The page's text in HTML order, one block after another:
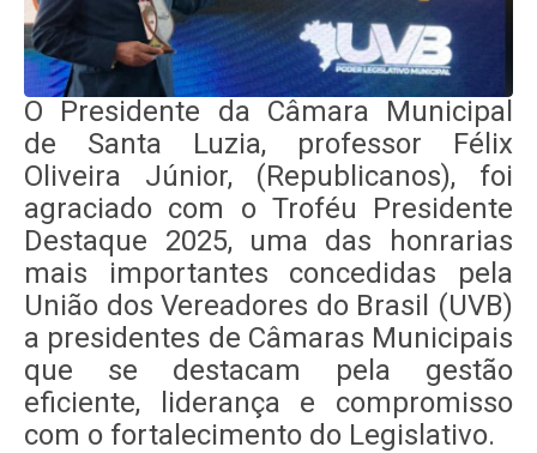
O Presidente da Câmara Municipal
de Santa Luzia, professor Félix
Oliveira Júnior, (Republicanos), foi
agraciado com o Troféu Presidente
Destaque 2025, uma das honrarias
mais importantes concedidas pela
União dos Vereadores do Brasil (UVB)
a presidentes de Câmaras Municipais
que se destacam pela gestão
eficiente, liderança e compromisso
com o fortalecimento do Legislativo.